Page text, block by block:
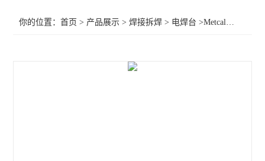
你的位置：首页 > 产品展示 >焊接拆焊 > 电焊台 >Metcal吸锡枪MX-500DS